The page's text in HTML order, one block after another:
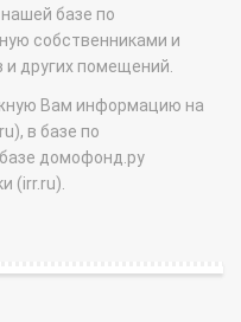
базе по
собственниками и
и других помещений.
Вам информацию на
в базе по
домофонд.ру
(irr.ru).